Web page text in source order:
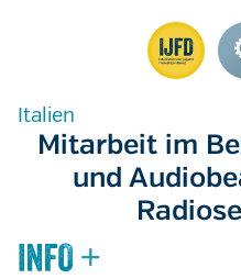
Italien
Mitarbeit im
und